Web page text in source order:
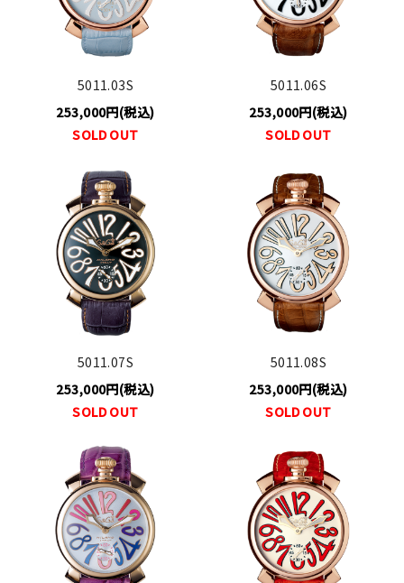
5011.03S
253,000円(税込)
SOLD OUT
5011.06S
253,000円(税込)
SOLD OUT
5011.07S
253,000円(税込)
SOLD OUT
5011.08S
253,000円(税込)
SOLD OUT